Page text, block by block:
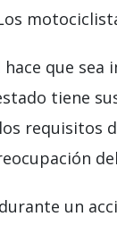
que
tiene
requisitos
un